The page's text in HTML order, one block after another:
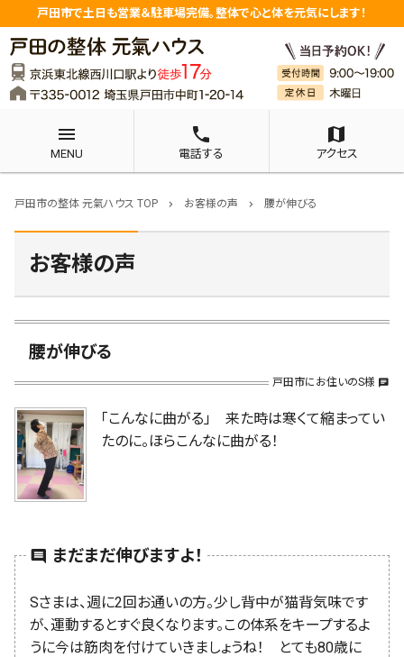
戸田市で土日も営業＆駐車場完備。整体で心と体を元気にします！
menu
MENU
phone
電話する
map
アクセス
戸田市の整体 元氣ハウス TOP chevron_right お客様の声 chevron_right 腰が伸びる
お客様の声
腰が伸びる
戸田市にお住いのS様 chat
「こんなに曲がる」 来た時は寒くて縮まってい
たのに。ほらこんなに曲がる！
comment まだまだ伸びますよ！
Sさまは、週に2回お通いの方。少し背中が猫背気味です
が、運動するとすぐ良くなります。この体系をキープするよ
うに今は筋肉を付けていきましょうね！ とても80歳に